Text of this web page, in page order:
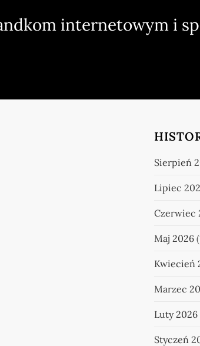
internetowym i
Sierpień
Lipiec
Czerwiec
Maj 2026
Kwiecień
Marzec
Luty 2026
Styczeń